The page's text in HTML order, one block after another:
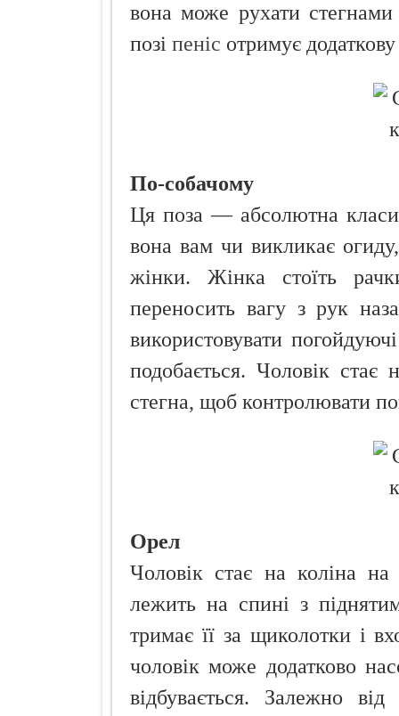
вона може рухати
позі пеніс отримує
По-собачому
Ця поза — абсолютна
вона вам чи викликає
жінки. Жінка стоїть
переносить вагу з рук
використовувати
подобається. Чоловік стає
стегна, щоб контролювати
Орел
Чоловік стає на коліна
лежить на спині з
тримає її за щиколотки і
чоловік може додатково
відбувається. Залежно